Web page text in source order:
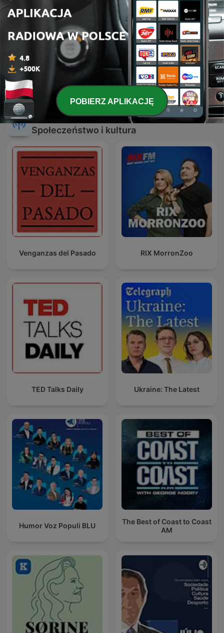
Kryminatorium w RMF FM Dział Zagraniczny
Międzynarodowe podcasty:
Społeczeństwo i kultura
Venganzas del Pasado RIX MorronZoo
TED Talks Daily Ukraine: The Latest
Humor Voz Populi BLU
The Best of Coast to Coast
AM
POBIERZ APLIKACJĘ